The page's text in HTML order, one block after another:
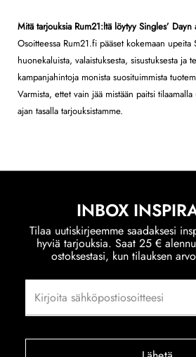
Mitä tarjouksia Rum21:ltä löytyy Singles’ Dayn
Osoitteessa Rum21.fi pääset kokemaan upeita
huonekaluista, valaistuksesta, sisustuksesta ja
kampanjahintoja monista suosituimmista
Varmista, ettet vain jää mistään paitsi
ajan tasalla tarjouksistamme.
INBOX
Tilaa uutiskirjeemme saadaksesi
hyviä tarjouksia. Saat 25 €
ostoksestasi, kun tilauksen